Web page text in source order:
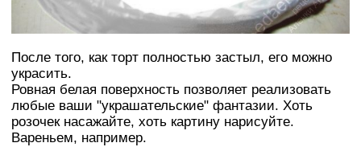
После того, как торт полностью застыл, его можно
украсить.
Ровная белая поверхность позволяет реализовать
любые ваши "украшательские" фантазии. Хоть
розочек насажайте, хоть картину нарисуйте.
Вареньем, например.